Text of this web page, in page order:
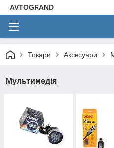
AVTOGRAND
Товари Аксесуари
Мультимедія